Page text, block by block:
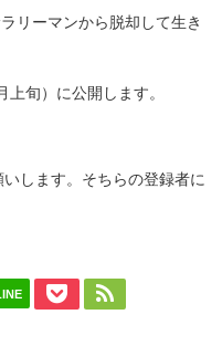
リーマンから脱却して生き
旬）に公開します。
します。そちらの登録者に